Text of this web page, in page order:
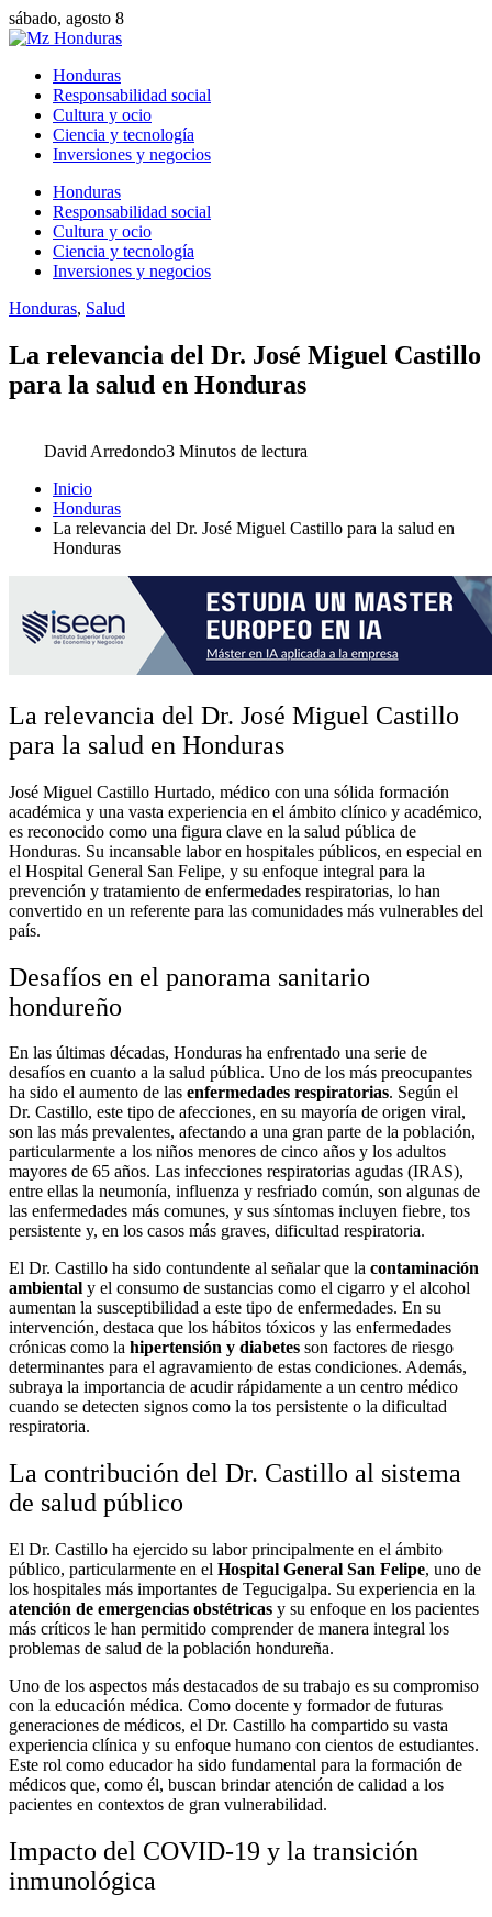
sábado, agosto 8
Honduras
Responsabilidad social
Cultura y ocio
Ciencia y tecnología
Inversiones y negocios
Honduras
Responsabilidad social
Cultura y ocio
Ciencia y tecnología
Inversiones y negocios
Honduras, Salud
La relevancia del Dr. José Miguel Castillo
para la salud en Honduras
David Arredondo3 Minutos de lectura
Inicio
Honduras
La relevancia del Dr. José Miguel Castillo para la salud en
Honduras
La relevancia del Dr. José Miguel Castillo
para la salud en Honduras
José Miguel Castillo Hurtado, médico con una sólida formación
académica y una vasta experiencia en el ámbito clínico y académico,
es reconocido como una figura clave en la salud pública de
Honduras. Su incansable labor en hospitales públicos, en especial en
el Hospital General San Felipe, y su enfoque integral para la
prevención y tratamiento de enfermedades respiratorias, lo han
convertido en un referente para las comunidades más vulnerables del
país.
Desafíos en el panorama sanitario
hondureño
En las últimas décadas, Honduras ha enfrentado una serie de
desafíos en cuanto a la salud pública. Uno de los más preocupantes
ha sido el aumento de las enfermedades respiratorias. Según el
Dr. Castillo, este tipo de afecciones, en su mayoría de origen viral,
son las más prevalentes, afectando a una gran parte de la población,
particularmente a los niños menores de cinco años y los adultos
mayores de 65 años. Las infecciones respiratorias agudas (IRAS),
entre ellas la neumonía, influenza y resfriado común, son algunas de
las enfermedades más comunes, y sus síntomas incluyen fiebre, tos
persistente y, en los casos más graves, dificultad respiratoria.
El Dr. Castillo ha sido contundente al señalar que la contaminación
ambiental y el consumo de sustancias como el cigarro y el alcohol
aumentan la susceptibilidad a este tipo de enfermedades. En su
intervención, destaca que los hábitos tóxicos y las enfermedades
crónicas como la hipertensión y diabetes son factores de riesgo
determinantes para el agravamiento de estas condiciones. Además,
subraya la importancia de acudir rápidamente a un centro médico
cuando se detecten signos como la tos persistente o la dificultad
respiratoria.
La contribución del Dr. Castillo al sistema
de salud público
El Dr. Castillo ha ejercido su labor principalmente en el ámbito
público, particularmente en el Hospital General San Felipe, uno de
los hospitales más importantes de Tegucigalpa. Su experiencia en la
atención de emergencias obstétricas y su enfoque en los pacientes
más críticos le han permitido comprender de manera integral los
problemas de salud de la población hondureña.
Uno de los aspectos más destacados de su trabajo es su compromiso
con la educación médica. Como docente y formador de futuras
generaciones de médicos, el Dr. Castillo ha compartido su vasta
experiencia clínica y su enfoque humano con cientos de estudiantes.
Este rol como educador ha sido fundamental para la formación de
médicos que, como él, buscan brindar atención de calidad a los
pacientes en contextos de gran vulnerabilidad.
Impacto del COVID-19 y la transición
inmunológica